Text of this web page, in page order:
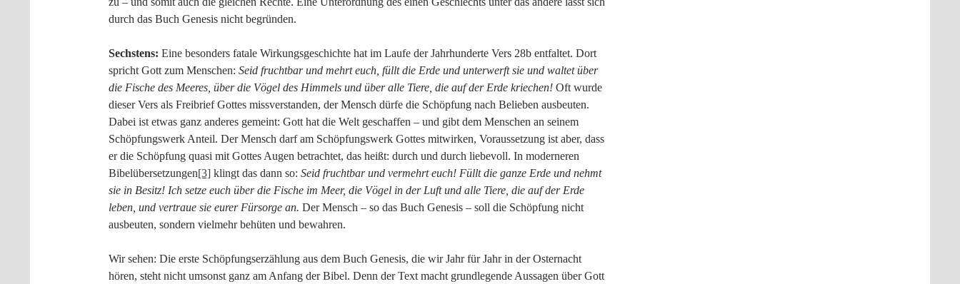
durch das Buch Genesis nicht begründen.
Sechstens: Eine besonders fatale Wirkungsgeschichte hat im Laufe der Jahrhunderte Vers 28b entfaltet. Dort
spricht Gott zum Menschen: Seid fruchtbar und mehrt euch, füllt die Erde und unterwerft sie und waltet über
die Fische des Meeres, über die Vögel des Himmels und über alle Tiere, die auf der Erde kriechen! Oft wurde
dieser Vers als Freibrief Gottes missverstanden, der Mensch dürfe die Schöpfung nach Belieben ausbeuten.
Dabei ist etwas ganz anderes gemeint: Gott hat die Welt geschaffen – und gibt dem Menschen an seinem
Schöpfungswerk Anteil. Der Mensch darf am Schöpfungswerk Gottes mitwirken, Voraussetzung ist aber, dass
er die Schöpfung quasi mit Gottes Augen betrachtet, das heißt: durch und durch liebevoll. In moderneren
Bibelübersetzungen[3] klingt das dann so: Seid fruchtbar und vermehrt euch! Füllt die ganze Erde und nehmt
sie in Besitz! Ich setze euch über die Fische im Meer, die Vögel in der Luft und alle Tiere, die auf der Erde
leben, und vertraue sie eurer Fürsorge an. Der Mensch – so das Buch Genesis – soll die Schöpfung nicht
ausbeuten, sondern vielmehr behüten und bewahren.
Wir sehen: Die erste Schöpfungserzählung aus dem Buch Genesis, die wir Jahr für Jahr in der Osternacht
hören, steht nicht umsonst ganz am Anfang der Bibel. Denn der Text macht grundlegende Aussagen über Gott